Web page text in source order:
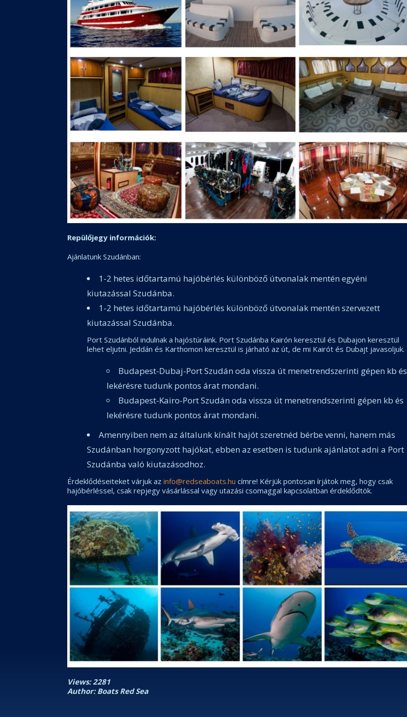
Repülőjegy információk:
Ajánlatunk Szudánban:
1-2 hetes időtartamú hajóbérlés különböző útvonalak mentén egyéni
kiutazással Szudánba.
1-2 hetes időtartamú hajóbérlés különböző útvonalak mentén szervezett
kiutazással Szudánba.
Port Szudánból indulnak a hajóstúráink. Port Szudánba Kairón keresztül és Dubajon keresztül
lehet eljutni. Jeddán és Karthomon keresztül is járható az út, de mi Kairót és Dubajt javasoljuk.
Budapest-Dubaj-Port Szudán oda vissza út menetrendszerinti gépen kb és
lekérésre tudunk pontos árat mondani.
Budapest-Kairo-Port Szudán oda vissza út menetrendszerinti gépen kb és
lekérésre tudunk pontos árat mondani.
Amennyiben nem az általunk kínált hajót szeretnéd bérbe venni, hanem más
Szudánban horgonyzott hajókat, ebben az esetben is tudunk ajánlatot adni a Port
Szudánba való kiutazásodhoz.
Érdeklődéseiteket várjuk az info@redseaboats.hu címre! Kérjük pontosan írjátok meg, hogy csak
hajóbérléssel, csak repjegy vásárlással vagy utazási csomaggal kapcsolatban érdeklődtök.
Views: 2281
Author: Boats Red Sea